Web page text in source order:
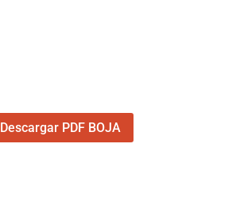
Descargar PDF BOJA